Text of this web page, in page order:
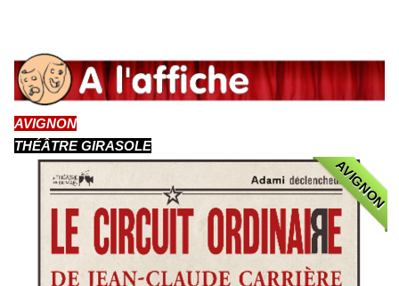
AVIGNON
THÉÂTRE GIRASOLE
AVIGNON